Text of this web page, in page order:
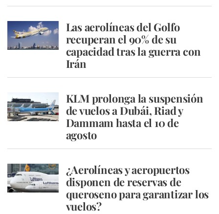
Las aerolíneas del Golfo
recuperan el 90% de su
capacidad tras la guerra con
Irán
KLM prolonga la suspensión
de vuelos a Dubái, Riad y
Dammam hasta el 10 de
agosto
¿Aerolíneas y aeropuertos
disponen de reservas de
queroseno para garantizar los
vuelos?